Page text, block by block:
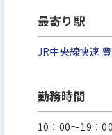
最寄り駅
JR中央線快速
勤務時間
10：00～19：